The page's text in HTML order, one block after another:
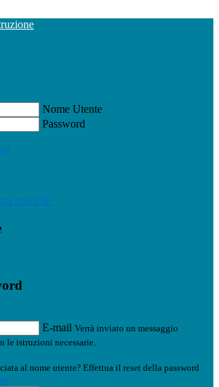
Nome Utente
Password
con CIE
E-mail Verrà inviato un messaggio
le istruzioni necessarie.
al nome utente? Effettua il reset della password